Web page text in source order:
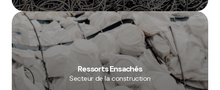
Ressorts Ensachés
Secteur de la construction